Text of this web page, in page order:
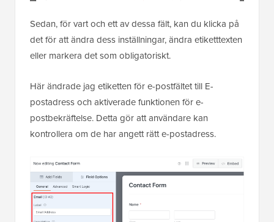
Sedan, för vart och ett av dessa fält, kan du klicka på
det för att ändra dess inställningar, ändra etiketttexten
eller markera det som obligatoriskt.
Här ändrade jag etiketten för e-postfältet till E-
postadress och aktiverade funktionen för e-
postbekräftelse. Detta gör att användare kan
kontrollera om de har angett rätt e-postadress.